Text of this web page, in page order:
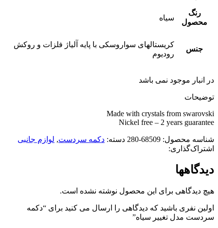
رنگ
محصول
سیاه
جنس
کریستالهای سواروسکی با پایه آلیاژ فلزات و روکش
رودیوم
در انبار موجود نمی باشد
توضیحات
Made with crystals from swarovski
Nickel free – 2 years guarantee
شناسه محصول: 68509-280 دسته: دکمه سردست, لوازم جانبی
اشتراک‌گذاری:
دیدگاهها
هیچ دیدگاهی برای این محصول نوشته نشده است.
اولین نفری باشید که دیدگاهی را ارسال می کنید برای “دکمه
سردست مدل تغییر سیاه”